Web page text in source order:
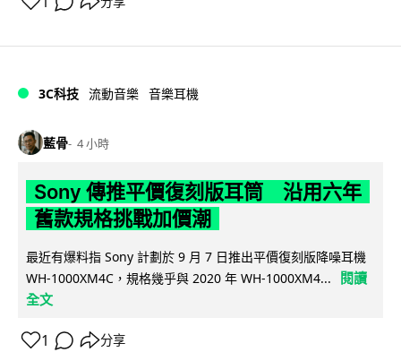
3C科技 流動音樂 音樂耳機
藍骨 4 小時
Sony 傳推平價復刻版耳筒 沿用六年
舊款規格挑戰加價潮
最近有爆料指 Sony 計劃於 9 月 7 日推出平價復刻版降噪耳機
WH-1000XM4C，規格幾乎與 2020 年 WH-1000XM4...
閱讀
全文
1 分享